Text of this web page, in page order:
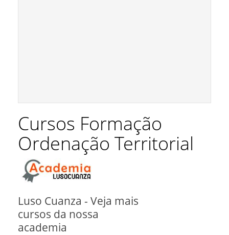
Cursos Formação
Ordenação Territorial
Luso Cuanza - Veja mais
cursos da nossa
academia